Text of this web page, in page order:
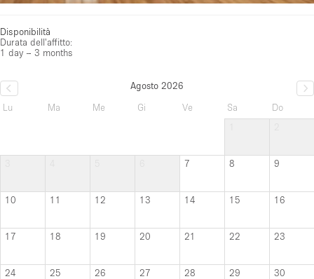
Disponibilità
Durata dell'affitto:
1 day – 3 months
Agosto 2026
Lu
Ma Me Gi Ve Sa
Do
7 8 9
10 11 12 13 14 15 16
17 18 19 20 21 22 23
24 25 26 27 28 29 30